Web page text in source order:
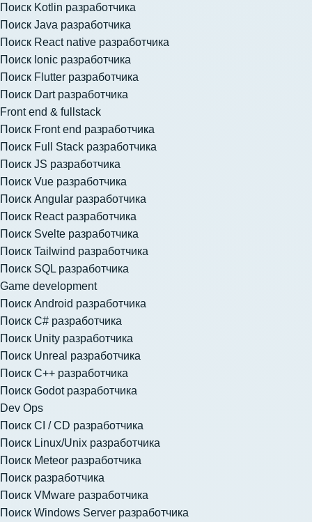
Поиск Kotlin разработчика
Поиск Java разработчика
Поиск React native разработчика
Поиск Ionic разработчика
Поиск Flutter разработчика
Поиск Dart разработчика
Front end & fullstack
Поиск Front end разработчика
Поиск Full Stack разработчика
Поиск JS разработчика
Поиск Vue разработчика
Поиск Angular разработчика
Поиск React разработчика
Поиск Svelte разработчика
Поиск Tailwind разработчика
Поиск SQL разработчика
Game development
Поиск Android разработчика
Поиск C# разработчика
Поиск Unity разработчика
Поиск Unreal разработчика
Поиск C++ разработчика
Поиск Godot разработчика
Dev Ops
Поиск CI / CD разработчика
Поиск Linux/Unix разработчика
Поиск Meteor разработчика
Поиск разработчика
Поиск VMware разработчика
Поиск Windows Server разработчика